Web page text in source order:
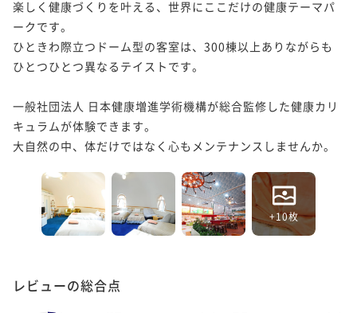
楽しく健康づくりを叶える、世界にここだけの健康テーマパ
ークです。
ひときわ際立つドーム型の客室は、300棟以上ありながらも
ひとつひとつ異なるテイストです。
一般社団法人 日本健康増進学術機構が総合監修した健康カリ
キュラムが体験できます。
大自然の中、体だけではなく心もメンテナンスしませんか。
+10枚
レビューの総合点